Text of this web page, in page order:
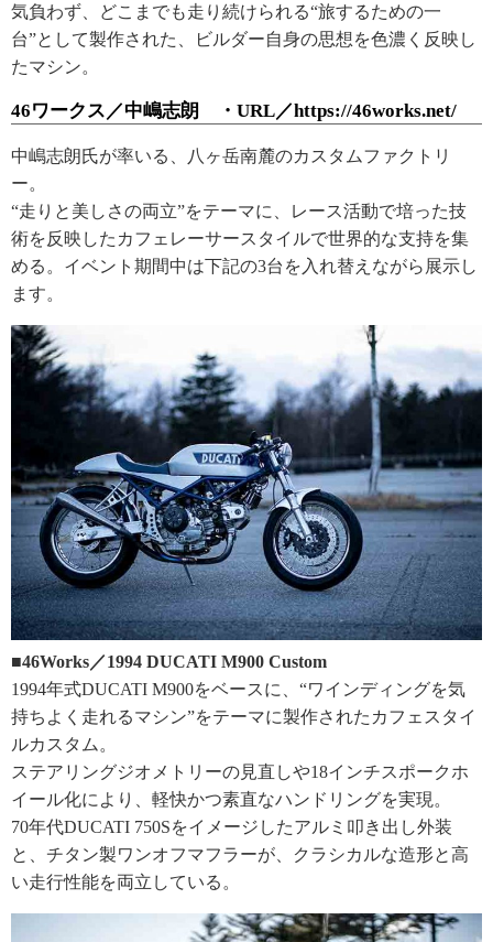
気負わず、どこまでも走り続けられる“旅するための一
台”として製作された、ビルダー自身の思想を色濃く反映し
たマシン。
46ワークス／中嶋志朗 ・URL／https://46works.net/
中嶋志朗氏が率いる、八ヶ岳南麓のカスタムファクトリ
ー。
“走りと美しさの両立”をテーマに、レース活動で培った技
術を反映したカフェレーサースタイルで世界的な支持を集
める。イベント期間中は下記の3台を入れ替えながら展示し
ます。
■46Works／1994 DUCATI M900 Custom
1994年式DUCATI M900をベースに、“ワインディングを気
持ちよく走れるマシン”をテーマに製作されたカフェスタイ
ルカスタム。
ステアリングジオメトリーの見直しや18インチスポークホ
イール化により、軽快かつ素直なハンドリングを実現。
70年代DUCATI 750Sをイメージしたアルミ叩き出し外装
と、チタン製ワンオフマフラーが、クラシカルな造形と高
い走行性能を両立している。